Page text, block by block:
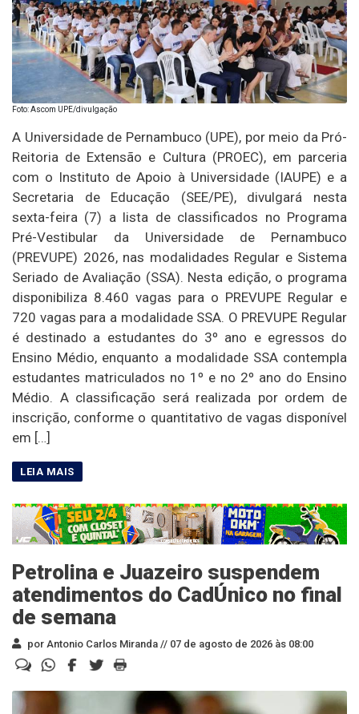
Foto: Ascom UPE/divulgação
A Universidade de Pernambuco (UPE), por meio da Pró-
Reitoria de Extensão e Cultura (PROEC), em parceria
com o Instituto de Apoio à Universidade (IAUPE) e a
Secretaria de Educação (SEE/PE), divulgará nesta
sexta-feira (7) a lista de classificados no Programa
Pré-Vestibular da Universidade de Pernambuco
(PREVUPE) 2026, nas modalidades Regular e Sistema
Seriado de Avaliação (SSA). Nesta edição, o programa
disponibiliza 8.460 vagas para o PREVUPE Regular e
720 vagas para a modalidade SSA. O PREVUPE Regular
é destinado a estudantes do 3º ano e egressos do
Ensino Médio, enquanto a modalidade SSA contempla
estudantes matriculados no 1º e no 2º ano do Ensino
Médio. A classificação será realizada por ordem de
inscrição, conforme o quantitativo de vagas disponível
em […]
Petrolina e Juazeiro suspendem
atendimentos do CadÚnico no final
de semana
por Antonio Carlos Miranda // 07 de agosto de 2026 às 08:00